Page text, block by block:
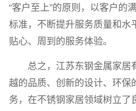
“客户至上”的原则，以客户的
标准，不断提升服务质量和水
贴心、周到的服务体验。
总之，江苏东钢金属家居
越的品质、创新的设计、环保
务，在不锈钢家居领域树立了